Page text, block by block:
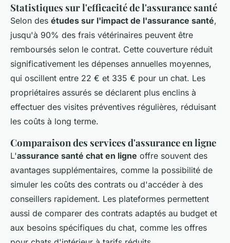
Statistiques sur l'efficacité de l'assurance santé
Selon des études sur l'impact de l'assurance santé,
jusqu'à 90% des frais vétérinaires peuvent être
remboursés selon le contrat. Cette couverture réduit
significativement les dépenses annuelles moyennes,
qui oscillent entre 22 € et 335 € pour un chat. Les
propriétaires assurés se déclarent plus enclins à
effectuer des visites préventives régulières, réduisant
les coûts à long terme.
Comparaison des services d'assurance en ligne
L'assurance santé chat en ligne offre souvent des
avantages supplémentaires, comme la possibilité de
simuler les coûts des contrats ou d'accéder à des
conseillers rapidement. Les plateformes permettent
aussi de comparer des contrats adaptés au budget et
aux besoins spécifiques du chat, comme les offres